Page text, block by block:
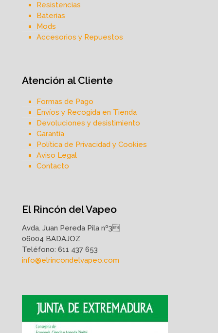
Resistencias
Baterías
Mods
Accesorios y Repuestos
Atención al Cliente
Formas de Pago
Envíos y Recogida en Tienda
Devoluciones y desistimiento
Garantía
Política de Privacidad y Cookies
Aviso Legal
Contacto
El Rincón del Vapeo
Avda. Juan Pereda Pila nº3
06004 BADAJOZ
Teléfono: 611 437 653
info@elrincondelvapeo.com